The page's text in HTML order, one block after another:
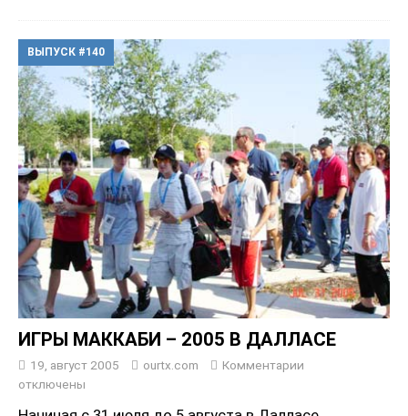
ВЫПУСК #140
ИГРЫ МАККАБИ – 2005 В ДАЛЛАСЕ
19, август 2005 ourtx.com
Комментарии
отключены